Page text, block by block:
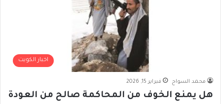
اخبار الكويت
محمد السواح فبراير 15, 2026
هل يمنع الخوف من المحاكمة صالح من العودة